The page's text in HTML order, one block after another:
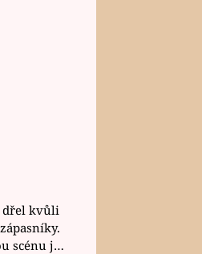
dřel kvůli
scénu jel